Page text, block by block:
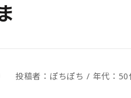
投稿者：ぽちぽち / 年代：